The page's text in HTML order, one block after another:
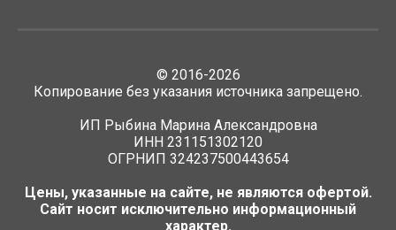
© 2016-2026
Копирование без указания источника запрещено.
ИП Рыбина Марина Александровна
ИНН 231151302120
ОГРНИП 324237500443654
Цены, указанные на сайте, не являются офертой.
Сайт носит исключительно информационный
характер.